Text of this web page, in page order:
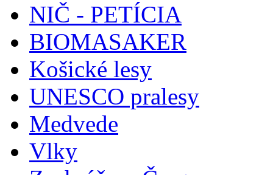
NIČ - PETÍCIA
BIOMASAKER
Košické lesy
UNESCO pralesy
Medvede
Vlky